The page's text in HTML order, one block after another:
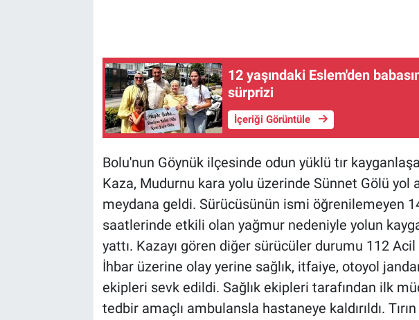
12 yaşındaki Eslem'den babasına ağlatan 'hafızlık'
sürprizi
İçeriği Görüntüle
Bolu'nun Göynük ilçesinde odun yüklü tır
Kaza, Mudurnu kara yolu üzerinde Sünnet Gölü yol
meydana geldi. Sürücüsünün ismi öğrenilemeyen
saatlerinde etkili olan yağmur nedeniyle yolun
yattı. Kazayı gören diğer sürücüler durumu 112 Acil
İhbar üzerine olay yerine sağlık, itfaiye, otoyol
ekipleri sevk edildi. Sağlık ekipleri tarafından ilk
tedbir amaçlı ambulansla hastaneye kaldırıldı.